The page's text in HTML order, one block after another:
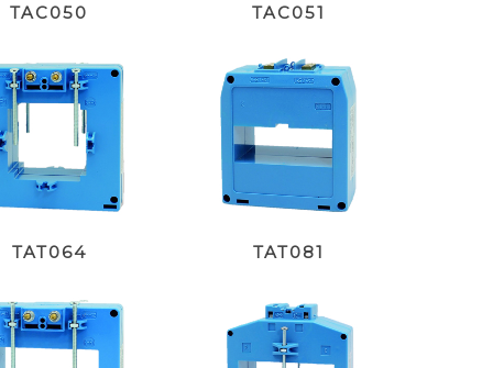
TAC050 TAC051
TAT064 TAT081